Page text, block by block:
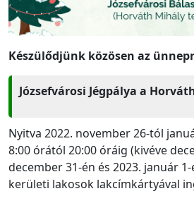
Készülődjünk közösen az
Józsefvárosi Jégpálya a
Nyitva 2022. november 26-tól
8:00 órától 20:00 óráig (kivéve
december 31-én és 2023. január
kerületi lakosok lakcímkártyával